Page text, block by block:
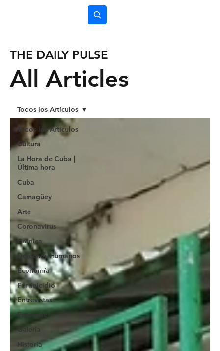
All Articles
THE DAILY PULSE
Todos los Artículos
Cultura
La Hora de Cuba |
Última hora
Cuba
Camagüey
Arte
Coronavirus
Crónica
Derechos Humanos
Economía
Feminicidio
Entrevistas
Fotoseries
Galería
Historia
Todos los Artículos